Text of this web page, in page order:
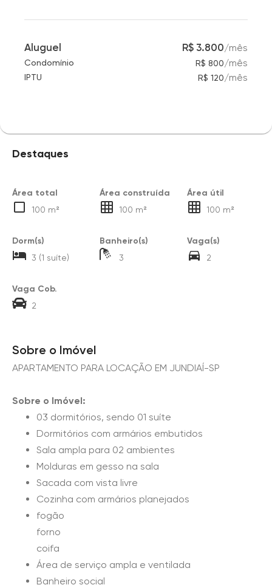
Aluguel R$ 3.800/mês
Condomínio R$ 800/mês
IPTU R$ 120/mês
Destaques
Área total
100 m²
Área construída
100 m²
Área útil
100 m²
Dorm(s)
3 (1 suíte)
Banheiro(s)
3
Vaga(s)
2
Vaga Cob.
2
Sobre o Imóvel
APARTAMENTO PARA LOCAÇÃO EM JUNDIAÍ-SP
Sobre o Imóvel:
03 dormitórios, sendo 01 suíte
Dormitórios com armários embutidos
Sala ampla para 02 ambientes
Molduras em gesso na sala
Sacada com vista livre
Cozinha com armários planejados
fogão
forno
coifa
Área de serviço ampla e ventilada
Banheiro social